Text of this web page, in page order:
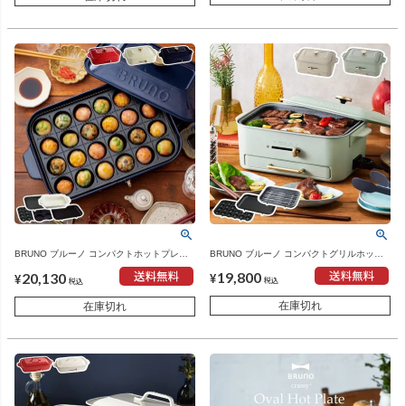
BRUNO ブルーノ コンパクトホットプレー
ト 本体＋5種プレート | キッチン家電・ホッ
トプレート
¥20,130 税込
在庫切れ
BRUNO ブルーノ コンパクトグリルホット
¥19,800 税込
在庫切れ